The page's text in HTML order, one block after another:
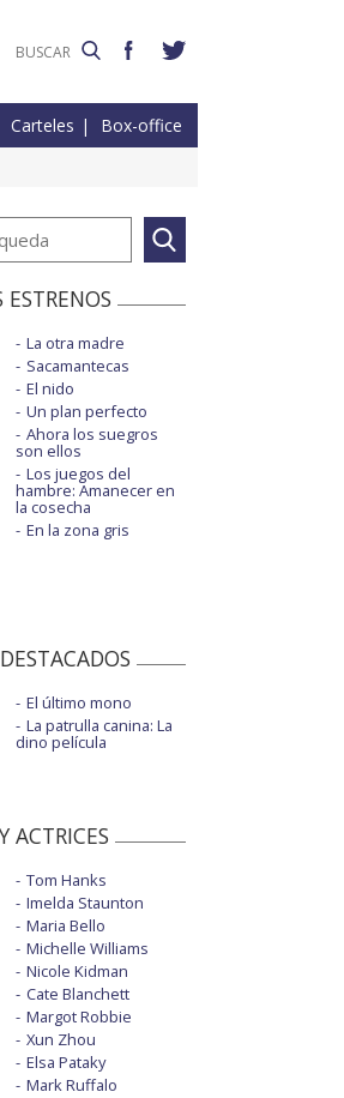
Carteles Box-office
ESTRENOS
La otra madre
Sacamantecas
El nido
Un plan perfecto
Ahora los suegros
son ellos
Los juegos del
hambre: Amanecer en
la cosecha
En la zona gris
El último mono
La patrulla canina: La
dino película
ACTRICES
Tom Hanks
Imelda Staunton
Maria Bello
Michelle Williams
Nicole Kidman
Cate Blanchett
Margot Robbie
Xun Zhou
Elsa Pataky
Mark Ruffalo